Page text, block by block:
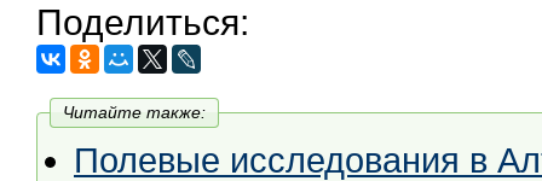
Поделиться:
Читайте также:
Полевые исследования в